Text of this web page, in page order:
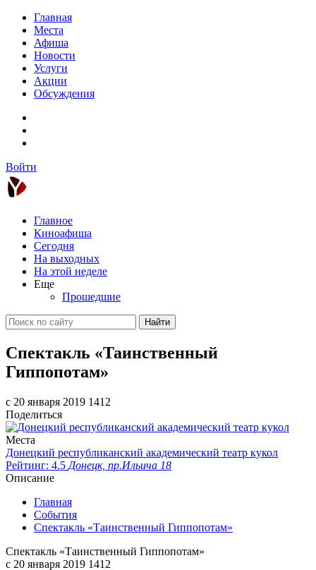
Главная
Места
Афиша
Новости
Услуги
Акции
Обсуждения
Войти
Главное
Киноафиша
Сегодня
На выходных
На этой неделе
Еще
Прошедшие
Найти
Спектакль «Таинственный
Гиппопотам»
c 20 января 2019 1412
Поделиться
Места
Донецкий республиканский академический театр кукол
Рейтинг: 4.5 Донецк, пр.Ильича 18
Описание
Главная
События
Спектакль «Таинственный Гиппопотам»
Спектакль «Таинственный Гиппопотам»
c 20 января 2019 1412